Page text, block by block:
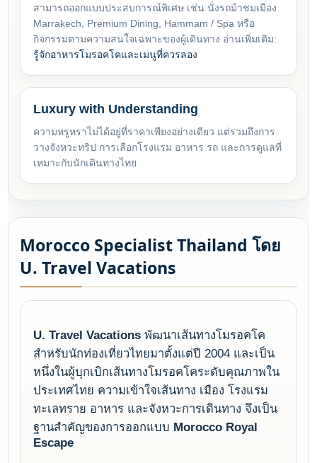
สามารถออกแบบประสบการณ์พิเศษ เช่น นั่งรถม้าชมเมือง
Marrakech, Premium Dining, Hammam / Spa หรือ
กิจกรรมตามความสนใจเฉพาะของผู้เดินทาง อ่านเพิ่มเติม:
รู้จักอาหารโมรอคโคและเมนูที่ควรลอง
Luxury with Understanding
ความหรูหราไม่ได้อยู่ที่ราคาเพียงอย่างเดียว แต่รวมถึงการ
วางจังหวะทริป การเลือกโรงแรม อาหาร รถ และการดูแลที่
เหมาะกับนักเดินทางไทย
Morocco Specialist Thailand โดย
U. Travel Vacations
U. Travel Vacations พัฒนาเส้นทางโมรอคโค
สำหรับนักท่องเที่ยวไทยมาตั้งแต่ปี 2004 และเป็น
หนึ่งในผู้บุกเบิกเส้นทางโมรอคโคระดับคุณภาพใน
ประเทศไทย ความเข้าใจเส้นทาง เมือง โรงแรม
ทะเลทราย อาหาร และจังหวะการเดินทาง จึงเป็น
ฐานสำคัญของการออกแบบ Morocco Royal
Escape